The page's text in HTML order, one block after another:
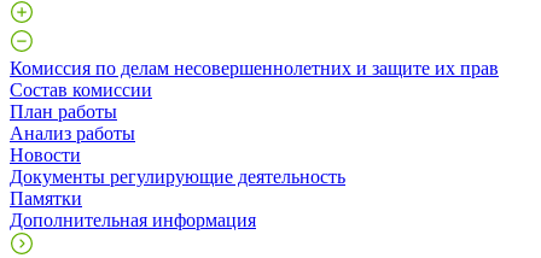
Комиссия по делам несовершеннолетних и защите их прав
Состав комиссии
План работы
Анализ работы
Новости
Документы регулирующие деятельность
Памятки
Дополнительная информация